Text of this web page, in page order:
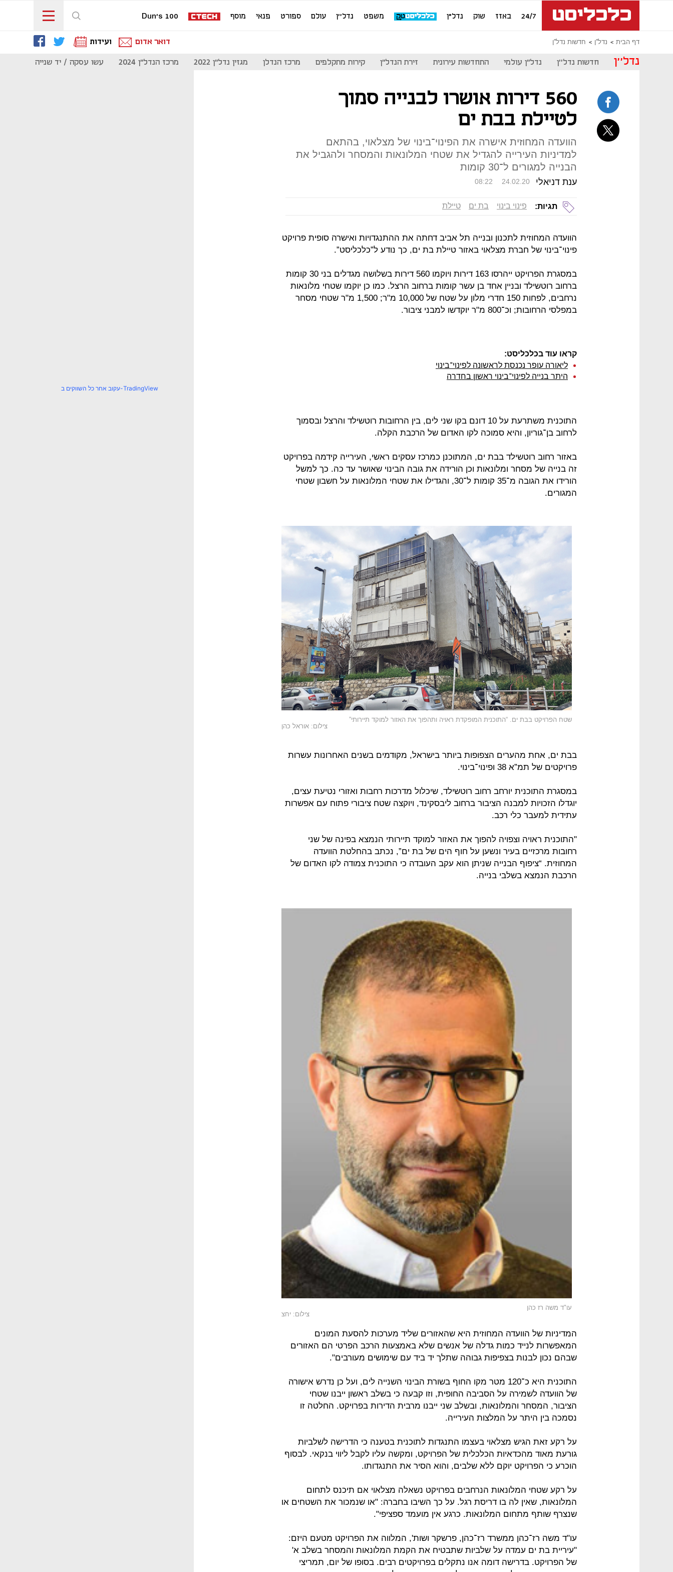
24/7 באזז שוק נדל"ן משפט נדל''ן עולם ספורט פנאי מוסף Dun's 100
דף הבית נדל''ן חדשות נדל''ן דואר אדום ועידות
נדל''ן חדשות נדל''ן נדל"ן עולמי התחדשות עירונית זירת הנדל"ן קירות מתקלפים מרכז הנדלן מגזין נדל"ן 2022 מרכז הנדל"ן 2024 עשו עסקה / יד שנייה
560 דירות אושרו לבנייה סמוך
לטיילת בבת ים
הוועדה המחוזית אישרה את הפינוי־בינוי של מצלאוי, בהתאם
למדיניות העירייה להגדיל את שטחי המלונאות והמסחר ולהגביל את
הבנייה למגורים ל־30 קומות
ענת דניאלי 08:22 24.02.20
תגיות: פינוי בינוי בת ים טיילת
הוועדה המחוזית לתכנון ובנייה תל אביב דחתה את ההתנגדויות ואישרה סופית פרויקט
פינוי־בינוי של חברת מצלאוי באזור טיילת בת ים, כך נודע ל”כלכליסט”.
במסגרת הפרויקט ייהרסו 163 דירות ויוקמו 560 דירות בשלושה מגדלים בני 30 קומות
ברחוב רוטשילד ובניין אחד בן עשר קומות ברחוב הרצל. כמו כן יוקמו שטחי מלונאות
נרחבים, לפחות 150 חדרי מלון על שטח של 10,000 מ"ר; 1,500 מ"ר שטחי מסחר
במפלסי הרחובות; וכ־800 מ"ר יוקדשו למבני ציבור.
קראו עוד בכלכליסט:
ליאורה עופר נכנסת לראשונה לפינוי־בינוי
היתר בנייה לפינוי־בינוי ראשון בחדרה
התוכנית משתרעת על 10 דונם בקו שני לים, בין הרחובות רוטשילד והרצל ובסמוך
לרחוב בן־גוריון, והיא סמוכה לקו האדום של הרכבת הקלה.
באזור רחוב רוטשילד בבת ים, המתוכנן כמרכז עסקים ראשי, העירייה קידמה בפרויקט
זה בנייה של מסחר ומלונאות וכן הורידה את גובה הבינוי שאושר עד כה. כך למשל
הורידו את הגובה מ־35 קומות ל־30, והגדילו את שטחי המלונאות על חשבון שטחי
המגורים.
שטח הפרויקט בבת ים. “התוכנית המופקדת ראויה ותהפוך את האזור למוקד תיירותי”
צילום: אוראל כהן
בבת ים, אחת מהערים הצפופות ביותר בישראל, מקודמים בשנים האחרונות עשרות
פרויקטים של תמ”א 38 ופינוי־בינוי.
במסגרת התוכנית יורחב רחוב רוטשילד, שיכלול מדרכות רחבות ואזורי נטיעת עצים,
יוגדלו הזכויות למבנה הציבור ברחוב ליבסקינד, ויוקצה שטח ציבורי פתוח עם אפשרות
עתידית למעבר כלי רכב.
"התוכנית ראויה וצפויה להפוך את האזור למוקד תיירותי הנמצא בפינה של שני
רחובות מרכזיים בעיר ונשען על חוף הים של בת ים”, נכתב בהחלטת הוועדה
המחוזית. “ציפוף הבנייה שניתן הוא עקב העובדה כי התוכנית צמודה לקו האדום של
הרכבת הנמצא בשלבי בנייה.
עו"ד משה רז כהן
צילום: יחצ
המדיניות של הוועדה המחוזית היא שהאזורים שליד מערכות להסעת המונים
המאפשרות לנייד כמות גדלה של אנשים שלא באמצעות הרכב הפרטי הם האזורים
שבהם נכון לבנות בצפיפות גבוהה שתלך יד ביד עם שימושים מעורבים".
התוכנית היא כ־120 מטר מקו החוף בשורת הבינוי השנייה לים, ועל כן נדרש אישורה
של הוועדה לשמירה על הסביבה החופית, וזו קבעה כי בשלב ראשון ייבנו שטחי
הציבור, המסחר והמלונאות, ובשלב שני ייבנו מרבית הדירות בפרויקט. החלטה זו
נסמכה בין היתר על המלצות העירייה.
על רקע זאת הגיש מצלאוי בעצמו התנגדות לתוכנית בטענה כי הדרישה לשלביות
גורעת מאוד מהכדאיות הכלכלית של הפרויקט, ומקשה עליו לקבל ליווי בנקאי. לבסוף
הוכרע כי הפרויקט יוקם ללא שלבים, והוא הסיר את התנגדותו.
על רקע שטחי המלונאות הנרחבים בפרויקט נשאלה מצלאוי אם תיכנס לתחום
המלונאות, שאין לה בו דריסת רגל. על כך השיבו בחברה: "או שנמכור את השטחים או
שנצרף שותף מתחום המלונאות. כרגע אין מועמד ספציפי".
עו"ד משה רז־כהן ממשרד רז־כהן, פרשקר ושות', המלווה את הפרויקט מטעם היזם:
"עיריית בת ים עמדה על שלביות שתבטיח את הקמת המלונאות והמסחר בשלב א'
של הפרויקט. בדרישה דומה אנו נתקלים בפרויקטים רבים. בסופו של יום, תמריצי
עקוב אחר כל השווקים ב-TradingView